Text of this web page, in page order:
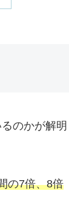
のかが解明
の7倍、8倍